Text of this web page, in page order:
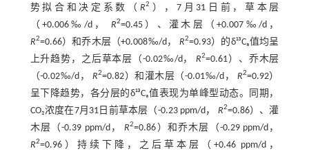
势拟合和决定系数（ R2 ），7月31日前，草本层
（+0.006‰/d， R2=0.45）、灌木层（+0.007‰/d，
R2=0.66）和乔木层（+0.008‰/d， R2=0.93）的δ¹³Cₐ值均呈
上升趋势，之后草本层（-0.02‰/d，R2=0.61）、乔木层
（-0.02‰/d，R2=0.82）和灌木层（-0.01‰/d， R2=0.92）
呈下降趋势，各分层的δ¹³Cₐ值表现为单峰型动态。同期，
CO₂浓度在7月31日前草本层（-0.23 ppm/d， R2=0.86）、灌
木层（-0.39 ppm/d，R2=0.86）和乔木层（-0.29 ppm/d，
R2=0.96）持续下降，之后草本层（+0.46 ppm/d，